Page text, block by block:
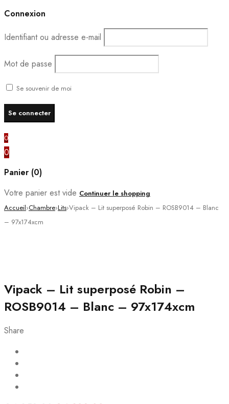
Connexion
Identifiant ou adresse e-mail
Mot de passe
Se souvenir de moi
0
0
Panier (0)
Votre panier est vide Continuer le shopping
Accueil›Chambre›Lits›Vipack – Lit superposé Robin – ROSB9014 – Blanc
– 97x174xcm
Vipack – Lit superposé Robin –
ROSB9014 – Blanc – 97x174xcm
Share